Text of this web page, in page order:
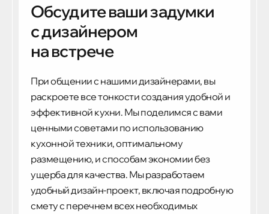
Обсудите ваши задумки
с дизайнером
на встрече
При общении с нашими дизайнерами, вы
раскроете все тонкости создания удобной и
эффективной кухни. Мы поделимся с вами
ценными советами по использованию
кухонной техники, оптимальному
размещению, и способам экономии без
ущерба для качества. Мы разработаем
удобный дизайн-проект, включая подробную
смету с перечнем всех необходимых